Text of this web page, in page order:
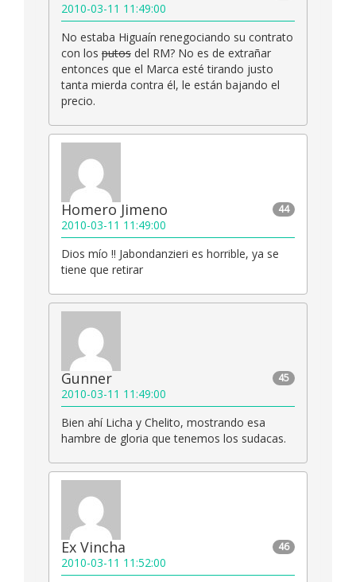
2010-03-11 11:49:00
No estaba Higuaín renegociando su contrato
con los putos del RM? No es de extrañar
entonces que el Marca esté tirando justo
tanta mierda contra él, le están bajando el
precio.
44
Homero Jimeno
2010-03-11 11:49:00
Dios mío !! Jabondanzieri es horrible, ya se
tiene que retirar
45
Gunner
2010-03-11 11:49:00
Bien ahí Licha y Chelito, mostrando esa
hambre de gloria que tenemos los sudacas.
46
Ex Vincha
2010-03-11 11:52:00